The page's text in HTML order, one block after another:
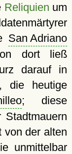
Reliquien um
San Adriano
dort ließ
darauf in
die heutige
; diese
von der alten
unmittelbar